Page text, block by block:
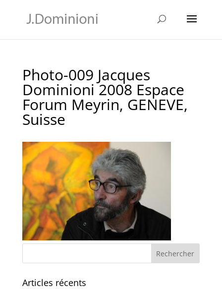
Photo-009 Jacques
Dominioni 2008 Espace
Forum Meyrin, GENEVE,
Suisse
Articles récents